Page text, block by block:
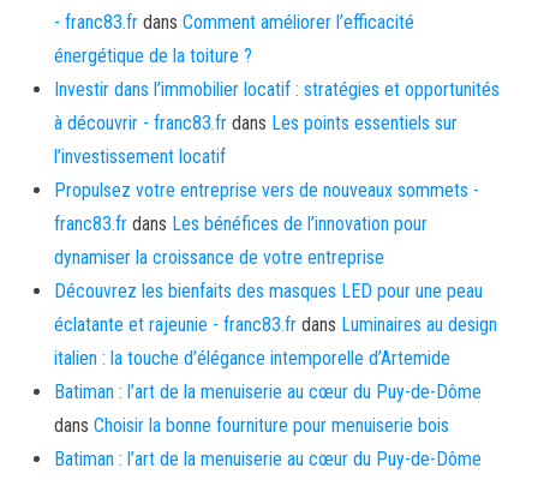
- franc83.fr dans Comment améliorer l’efficacité
énergétique de la toiture ?
Investir dans l’immobilier locatif : stratégies et opportunités
à découvrir - franc83.fr dans Les points essentiels sur
l’investissement locatif
Propulsez votre entreprise vers de nouveaux sommets -
franc83.fr dans Les bénéfices de l’innovation pour
dynamiser la croissance de votre entreprise
Découvrez les bienfaits des masques LED pour une peau
éclatante et rajeunie - franc83.fr dans Luminaires au design
italien : la touche d’élégance intemporelle d’Artemide
Batiman : l’art de la menuiserie au cœur du Puy-de-Dôme
dans Choisir la bonne fourniture pour menuiserie bois
Batiman : l’art de la menuiserie au cœur du Puy-de-Dôme